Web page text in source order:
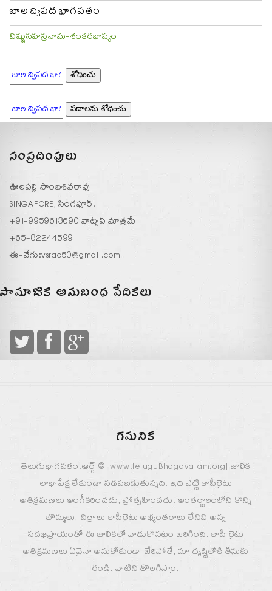
బాల ద్విపద భాగవతం
విష్ణుసహస్రనామ-శంకరభాష్యం
సంప్రదింపులు
ఊలపల్లి సాంబశివరావు
SINGAPORE, సింగపూర్.
+91-9959613690 వాట్సప్ మాత్రమే
+65-82244599
ఈ-వేగు:vsrao50@gmail.com
సామాజిక అనుబంధ వేదికలు
గమనిక
తెలుగుభాగవతం.ఆర్గ్ © [www.teluguBhagavatam.org] జాలిక
లాభాపేక్ష లేకుండా నడపబడుతున్నది. ఇది ఎట్టి కాపీరైటు
అతిక్రమణలు అంగీకరించదు, ప్రోత్సహించదు. అంతర్జాలంలోని కొన్ని
బొమ్మలు, చిత్రాలు కాపీరైటు అభ్యంతరాలు లేనివి అన్న
సదభిప్రాయంతో ఈ జాలికలో వాడుకొనటం జరిగింది. కాపీ రైటు
అతిక్రమణలు ఏవైనా అనుకోకుండా జేరిపోతే, మా దృష్టిలోకి తీసుకు
రండి. వాటిని తొలగిస్తాం.